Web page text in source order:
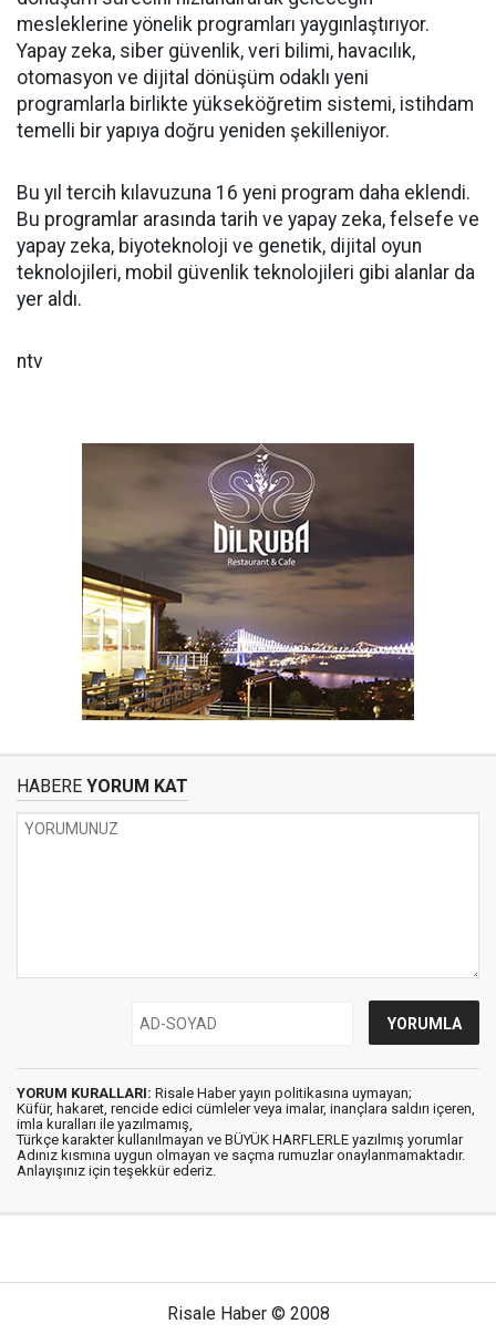
mesleklerine yönelik programları yaygınlaştırıyor.
Yapay zeka, siber güvenlik, veri bilimi, havacılık,
otomasyon ve dijital dönüşüm odaklı yeni
programlarla birlikte yükseköğretim sistemi, istihdam
temelli bir yapıya doğru yeniden şekilleniyor.
Bu yıl tercih kılavuzuna 16 yeni program daha eklendi.
Bu programlar arasında tarih ve yapay zeka, felsefe ve
yapay zeka, biyoteknoloji ve genetik, dijital oyun
teknolojileri, mobil güvenlik teknolojileri gibi alanlar da
yer aldı.
ntv
HABERE YORUM KAT
YORUM KURALLARI: Risale Haber yayın politikasına uymayan;
Küfür, hakaret, rencide edici cümleler veya imalar, inançlara saldırı içeren,
imla kuralları ile yazılmamış,
Türkçe karakter kullanılmayan ve BÜYÜK HARFLERLE yazılmış yorumlar
Adınız kısmına uygun olmayan ve saçma rumuzlar onaylanmamaktadır.
Anlayışınız için teşekkür ederiz.
Risale Haber © 2008